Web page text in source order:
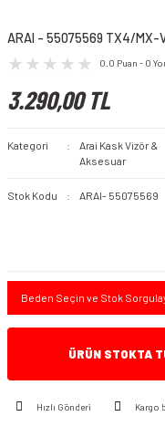
ARAI - 55075569 TX4/MX-V
0.0 Puan - 0
3.290,00 TL
Kategori
Arai Kask Vizör &
Aksesuar
Stok Kodu ARAI- 55075569
Beden Seçin ve Stok
ÜRÜN STOKTA
Hızlı Gönderi Kargo